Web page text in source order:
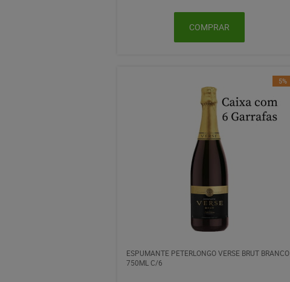
COMPRAR
5%
ESPUMANTE PETERLONGO VERSE BRUT BRANCO
750ML C/6